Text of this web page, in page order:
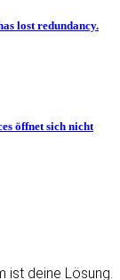
lost redundancy.
öffnet sich nicht
ist deine Lösung.